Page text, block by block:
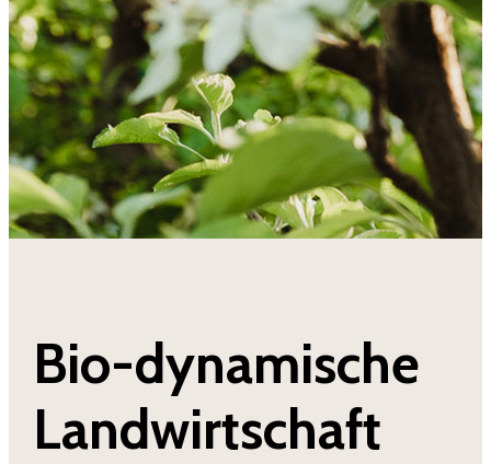
Bio-dynamische
Landwirtschaft